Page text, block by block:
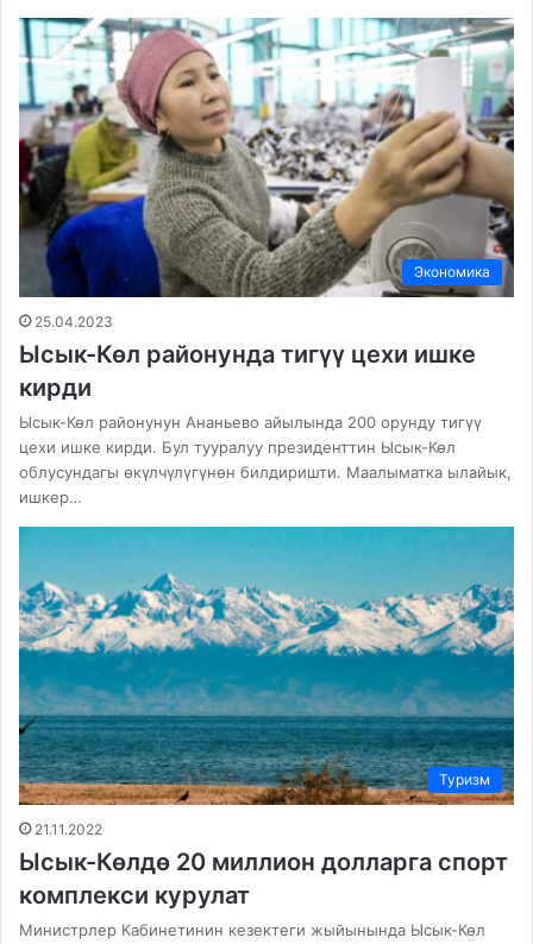
Экономика
25.04.2023
Ысык-Көл районунда тигүү цехи ишке
кирди
Ысык-Көл районунун Ананьево айылында 200 орунду тигүү
цехи ишке кирди. Бул тууралуу президенттин Ысык-Көл
облусундагы өкүлчүлүгүнөн билдиришти. Маалыматка ылайык,
ишкер…
Туризм
21.11.2022
Ысык-Көлдө 20 миллион долларга спорт
комплекси курулат
Министрлер Кабинетинин кезектеги жыйынында Ысык-Көл